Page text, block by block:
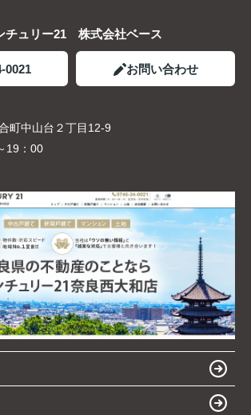
チュリー21 株式会社ベース
0021 お問い合わせ
町中山台２丁目12-9
19：00